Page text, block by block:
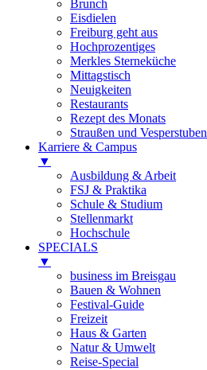
Brunch
Eisdielen
Freiburg geht aus
Hochprozentiges
Merkles Sterneküche
Mittagstisch
Neuigkeiten
Restaurants
Rezept des Monats
Straußen und Vesperstuben
Karriere & Campus
▼
Ausbildung & Arbeit
FSJ & Praktika
Schule & Studium
Stellenmarkt
Hochschule
SPECIALS
▼
business im Breisgau
Bauen & Wohnen
Festival-Guide
Freizeit
Haus & Garten
Natur & Umwelt
Reise-Special